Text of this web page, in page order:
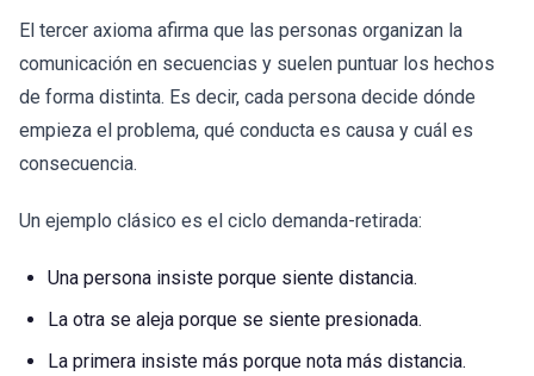
El tercer axioma afirma que las personas organizan la
comunicación en secuencias y suelen puntuar los hechos
de forma distinta. Es decir, cada persona decide dónde
empieza el problema, qué conducta es causa y cuál es
consecuencia.
Un ejemplo clásico es el ciclo demanda-retirada:
Una persona insiste porque siente distancia.
La otra se aleja porque se siente presionada.
La primera insiste más porque nota más distancia.